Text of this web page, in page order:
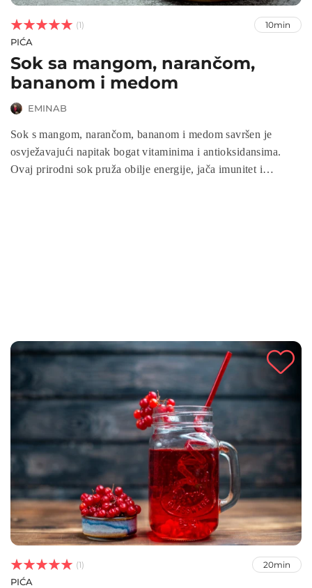


 (1) 10min
PIĆA
Sok sa mangom, narančom,
bananom i medom
EMINAB
Sok s mangom, narančom, bananom i medom savršen je
osvježavajući napitak bogat vitaminima i antioksidansima.
Ovaj prirodni sok pruža obilje energije, jača imunitet i


 (1) 20min
PIĆA